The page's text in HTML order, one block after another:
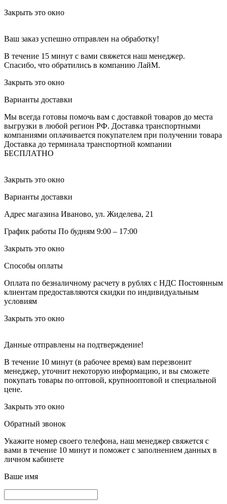
Закрыть это окно
Ваш заказ успешно отправлен на обработку!
В течение 15 минут с вами свяжется наш менеджер.
Спасибо, что обратились в компанию ЛайМ.
Закрыть это окно
Варианты доставки
Мы всегда готовы помочь вам с доставкой товаров до места
выгрузки в любой регион РФ. Доставка транспортными
компаниями оплачивается покупателем при получении товара
Доставка до терминала транспортной компании
БЕСПЛАТНО
Закрыть это окно
Варианты доставки
Адрес магазина Иваново, ул. Жиделева, 21
График работы По будням 9:00 – 17:00
Закрыть это окно
Способы оплаты
Оплата по безналичному расчету в рублях с НДС Постоянным
клиентам предоставляются скидки по индивидуальным
условиям
Закрыть это окно
Данные отправлены на подтверждение!
В течение 10 минут (в рабочее время) вам перезвонит
менеджер, уточнит некоторую информацию, и вы сможете
покупать товары по оптовой, крупнооптовой и специальной
цене.
Закрыть это окно
Обратный звонок
Укажите номер своего телефона, наш менеджер свяжется с
вами в течение 10 минут и поможет с заполнением данных в
личном кабинете
Ваше имя